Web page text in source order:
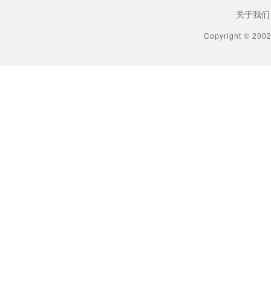
关于我们
Copyright ©